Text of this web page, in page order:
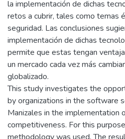
la implementación de dichas
retos a cubrir, tales como temas
seguridad. Las conclusiones
implementación de dichas
permite que estas tengan
un mercado cada vez más
globalizado.
This study investigates the
by organizations in the software
Manizales in the implementation
competitiveness. For this